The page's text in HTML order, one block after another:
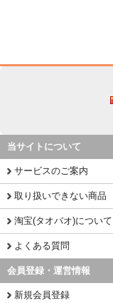
当サイトについて
サービスのご案内
取り扱いできない商品
淘宝(タオバオ)について
よくある質問
会員登録・運営情報
新規会員登録